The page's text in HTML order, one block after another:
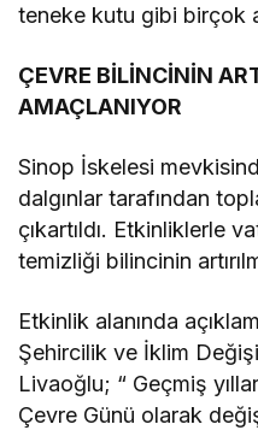
teneke kutu gibi birçok
ÇEVRE BİLİNCİNİN
AMAÇLANIYOR
Sinop İskelesi
dalgınlar tarafından
çıkartıldı. Etkinliklerle
temizliği bilincinin
Etkinlik alanında
Şehircilik ve İklim
Livaoğlu; “ Geçmiş
Çevre Günü olarak